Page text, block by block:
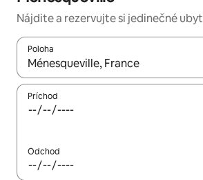
Nájdite a rezervujte si jedinečné
Poloha
Keď budú výsledky k dispozícii,
Príchod
Odchod